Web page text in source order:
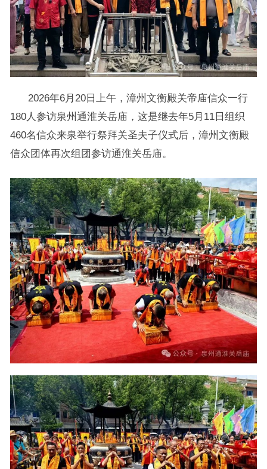
2026年6月20日上午，漳州文衡殿关帝庙信众一行
180人参访泉州通淮关岳庙，这是继去年5月11日组织
460名信众来泉举行祭拜关圣夫子仪式后，漳州文衡殿
信众团体再次组团参访通淮关岳庙。